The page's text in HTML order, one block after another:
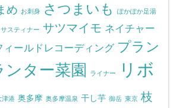
め お刺身 さつまいも ぽかぽか足湯
サスティナー サツマイモ ネイチャー
ィールドレコーディング プラン
ンター菜園 ライナー
リボ
津港 奥多摩 奥多摩温泉 干し芋 御岳 東京 枝